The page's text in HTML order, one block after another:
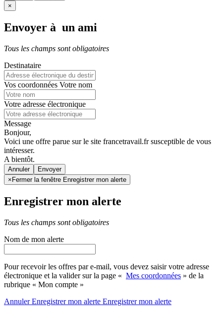
×
Envoyer à un ami
Tous les champs sont obligatoires
Destinataire
Vos coordonnées Votre nom
Votre adresse électronique
Message
Bonjour,
Voici une offre parue sur le site francetravail.fr susceptible de vous
intéresser.
A bientôt.
Annuler
× Fermer la fenêtre Enregistrer mon alerte
Enregistrer mon alerte
Tous les champs sont obligatoires
Nom de mon alerte
Pour recevoir les offres par e-mail, vous devez saisir votre adresse
électronique et la valider sur la page « Mes coordonnées » de la
rubrique « Mon compte »
AnnulerEnregistrer mon alerte Enregistrermon alerte